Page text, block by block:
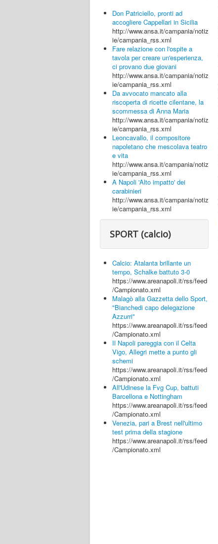
Don Patriciello, pronti ad
accogliere Cappellari in Sicilia
http://www.ansa.it/campania/notiz
ie/campania_rss.xml
Fare relazione con l'ospite a
tavola per creare un'esperienza,
ci provano due giovani
http://www.ansa.it/campania/notiz
ie/campania_rss.xml
Da avvocato mancato alla
riscoperta di ricette cilentane, la
scommessa di Anna Maria
http://www.ansa.it/campania/notiz
ie/campania_rss.xml
Leoncavallo, il compositore
napoletano che mescolava teatro
e vita
http://www.ansa.it/campania/notiz
ie/campania_rss.xml
A Napoli 'Alto impatto' dei
carabinieri
http://www.ansa.it/campania/notiz
ie/campania_rss.xml
SPORT (calcio)
Calcio: Atalanta brillante un
tempo, Schalke battuto 3-0
https://www.areanapoli.it/rss/feed
/Campionato.xml
Malagò alla Gazzetta dello Sport,
"Bianchedi capo delegazione
Azzurri"
https://www.areanapoli.it/rss/feed
/Campionato.xml
Il Napoli pareggia con il Celta
Vigo, Allegri mette a punto gli
schemi
https://www.areanapoli.it/rss/feed
/Campionato.xml
All'Udinese la Fvg Cup, battuti
Barcellona e Nottingham
https://www.areanapoli.it/rss/feed
/Campionato.xml
Venezia, pari a Brest nell'ultimo
test prima della stagione
https://www.areanapoli.it/rss/feed
/Campionato.xml